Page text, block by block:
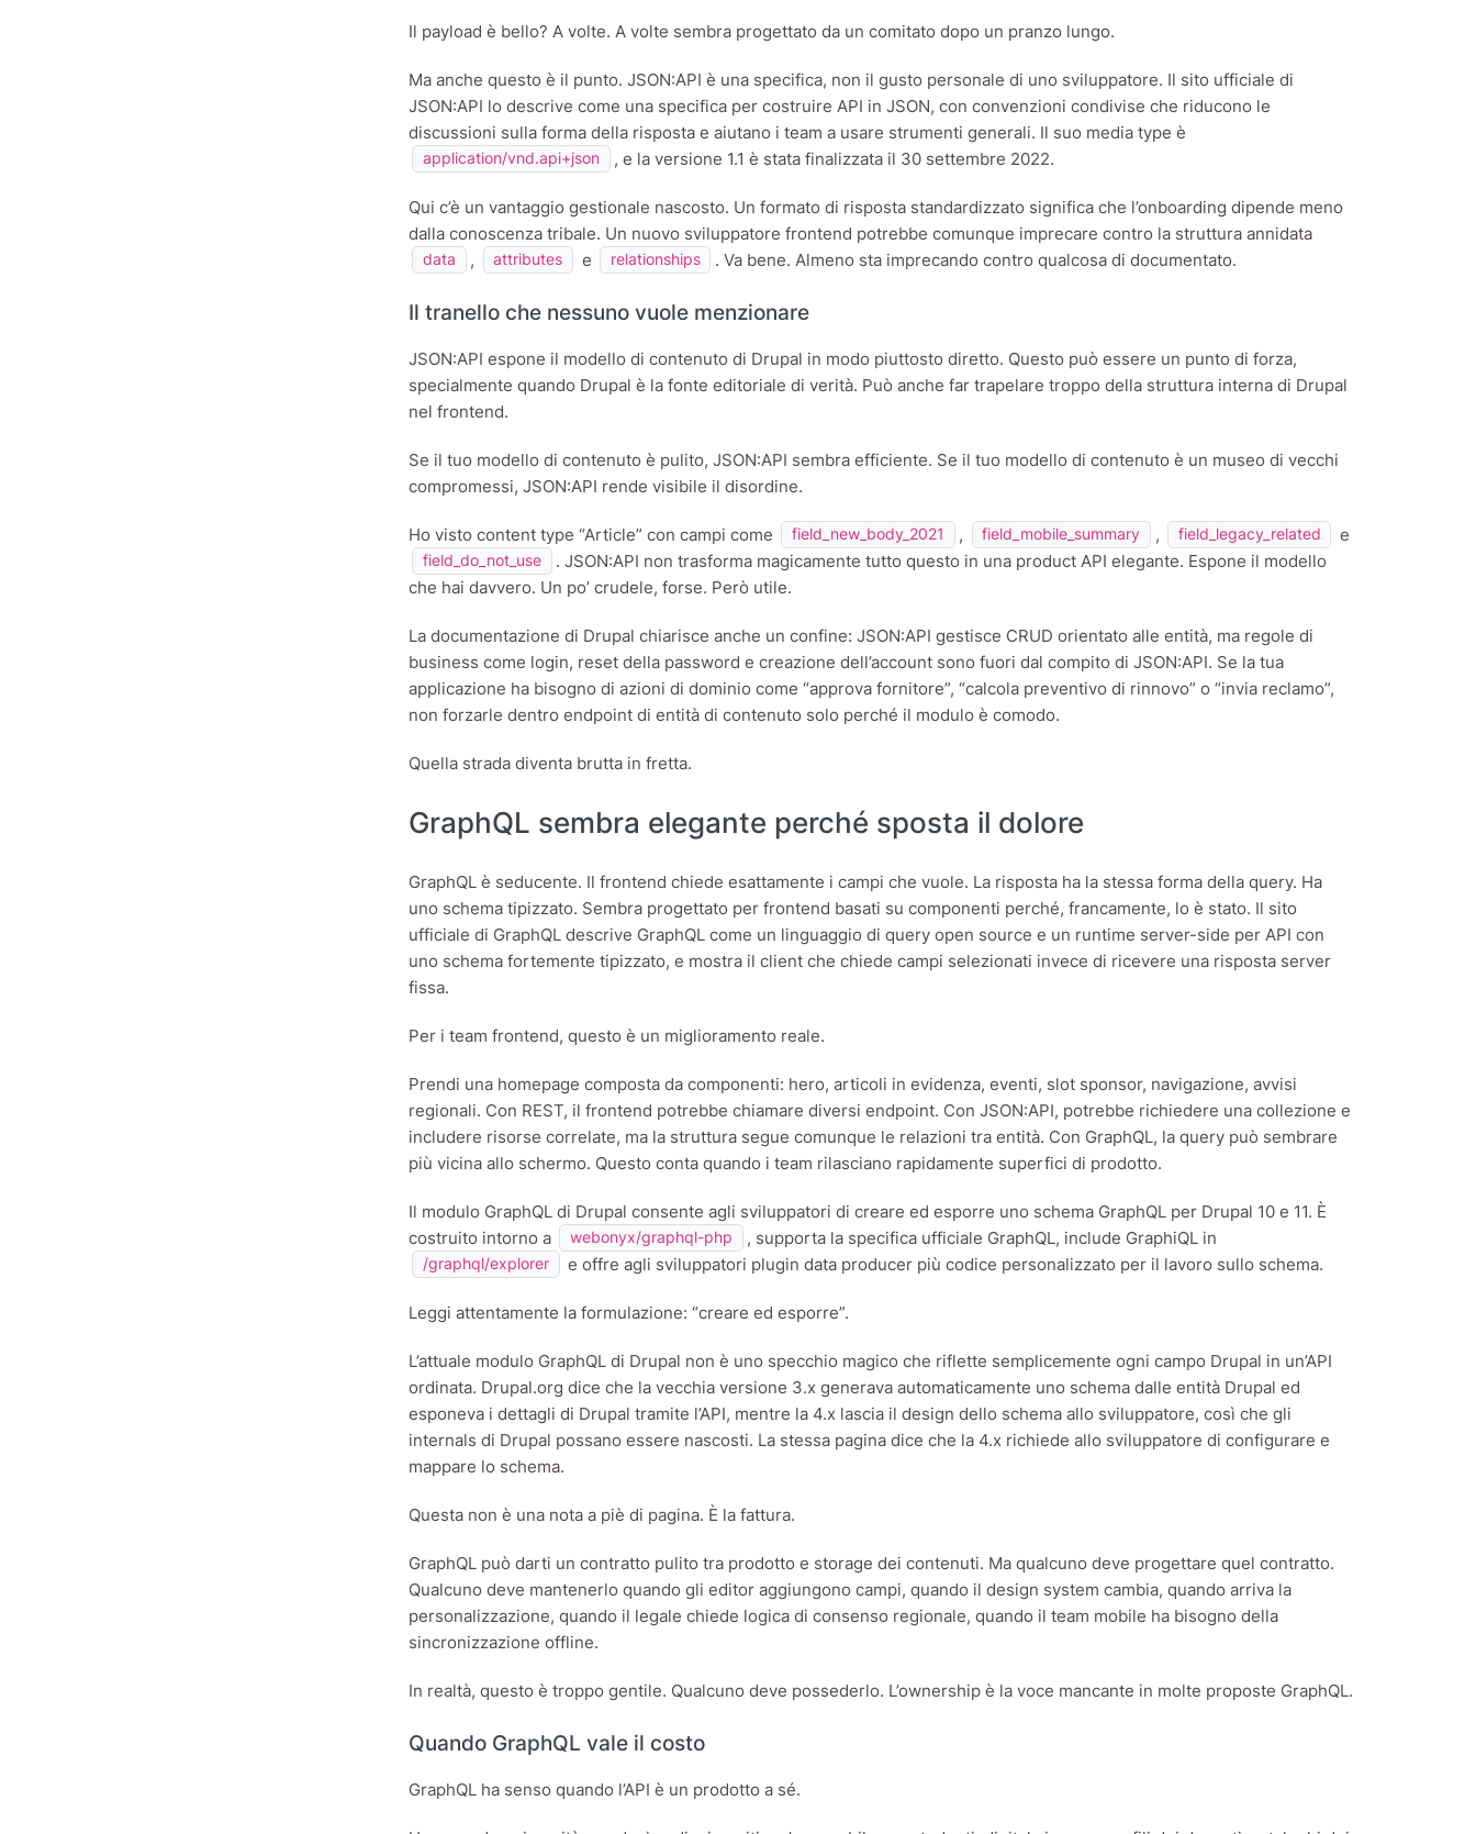
Il payload è bello? A volte. A volte sembra progettato da un comitato dopo un pranzo lungo.
Ma anche questo è il punto. JSON:API è una specifica, non il gusto personale di uno sviluppatore. Il sito ufficiale di
JSON:API lo descrive come una specifica per costruire API in JSON, con convenzioni condivise che riducono le
discussioni sulla forma della risposta e aiutano i team a usare strumenti generali. Il suo media type è
application/vnd.api+json , e la versione 1.1 è stata finalizzata il 30 settembre 2022.
Qui c’è un vantaggio gestionale nascosto. Un formato di risposta standardizzato significa che l’onboarding dipende meno
dalla conoscenza tribale. Un nuovo sviluppatore frontend potrebbe comunque imprecare contro la struttura annidata
data , attributes e relationships . Va bene. Almeno sta imprecando contro qualcosa di documentato.
Il tranello che nessuno vuole menzionare
JSON:API espone il modello di contenuto di Drupal in modo piuttosto diretto. Questo può essere un punto di forza,
specialmente quando Drupal è la fonte editoriale di verità. Può anche far trapelare troppo della struttura interna di Drupal
nel frontend.
Se il tuo modello di contenuto è pulito, JSON:API sembra efficiente. Se il tuo modello di contenuto è un museo di vecchi
compromessi, JSON:API rende visibile il disordine.
Ho visto content type “Article” con campi come field_new_body_2021 , field_mobile_summary , field_legacy_related e
field_do_not_use
. JSON:API non trasforma magicamente tutto questo in una product API elegante. Espone il modello
che hai davvero. Un po’ crudele, forse. Però utile.
La documentazione di Drupal chiarisce anche un confine: JSON:API gestisce CRUD orientato alle entità, ma regole di
business come login, reset della password e creazione dell’account sono fuori dal compito di JSON:API. Se la tua
applicazione ha bisogno di azioni di dominio come “approva fornitore”, “calcola preventivo di rinnovo” o “invia reclamo”,
non forzarle dentro endpoint di entità di contenuto solo perché il modulo è comodo.
Quella strada diventa brutta in fretta.
GraphQL sembra elegante perché sposta il dolore
GraphQL è seducente. Il frontend chiede esattamente i campi che vuole. La risposta ha la stessa forma della query. Ha
uno schema tipizzato. Sembra progettato per frontend basati su componenti perché, francamente, lo è stato. Il sito
ufficiale di GraphQL descrive GraphQL come un linguaggio di query open source e un runtime server-side per API con
uno schema fortemente tipizzato, e mostra il client che chiede campi selezionati invece di ricevere una risposta server
fissa.
Per i team frontend, questo è un miglioramento reale.
Prendi una homepage composta da componenti: hero, articoli in evidenza, eventi, slot sponsor, navigazione, avvisi
regionali. Con REST, il frontend potrebbe chiamare diversi endpoint. Con JSON:API, potrebbe richiedere una collezione e
includere risorse correlate, ma la struttura segue comunque le relazioni tra entità. Con GraphQL, la query può sembrare
più vicina allo schermo. Questo conta quando i team rilasciano rapidamente superfici di prodotto.
Il modulo GraphQL di Drupal consente agli sviluppatori di creare ed esporre uno schema GraphQL per Drupal 10 e 11. È
costruito intorno a
webonyx/graphql-php , supporta la specifica ufficiale GraphQL, include GraphiQL in
/graphql/explorer e offre agli sviluppatori plugin data producer più codice personalizzato per il lavoro sullo schema.
Leggi attentamente la formulazione: “creare ed esporre”.
L’attuale modulo GraphQL di Drupal non è uno specchio magico che riflette semplicemente ogni campo Drupal in un’API
ordinata. Drupal.org dice che la vecchia versione 3.x generava automaticamente uno schema dalle entità Drupal ed
esponeva i dettagli di Drupal tramite l’API, mentre la 4.x lascia il design dello schema allo sviluppatore, così che gli
internals di Drupal possano essere nascosti. La stessa pagina dice che la 4.x richiede allo sviluppatore di configurare e
mappare lo schema.
Questa non è una nota a piè di pagina. È la fattura.
GraphQL può darti un contratto pulito tra prodotto e storage dei contenuti. Ma qualcuno deve progettare quel contratto.
Qualcuno deve mantenerlo quando gli editor aggiungono campi, quando il design system cambia, quando arriva la
personalizzazione, quando il legale chiede logica di consenso regionale, quando il team mobile ha bisogno della
sincronizzazione offline.
In realtà, questo è troppo gentile. Qualcuno deve possederlo. L’ownership è la voce mancante in molte proposte GraphQL.
Quando GraphQL vale il costo
GraphQL ha senso quando l’API è un prodotto a sé.